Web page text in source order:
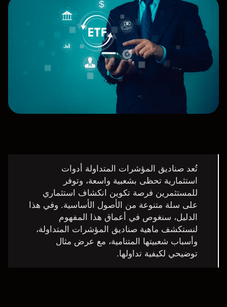
تُعد صناديق المؤشرات المتداولة أدوات
استثمارية تحظى بشعبية واسعة، وتوفر
للمستثمرين فرصة تكوين انكشاف استثماري
على سلة متنوعة من الأصول الأساسية. وفي هذا
الدليل، سنغوص في أعماق هذا المفهوم
لنستكشف ماهية صناديق المؤشرات المتداولة،
وأسباب شعبيتها المتنامية، مع عرض مثال
توضيحي لكيفية تداولها.